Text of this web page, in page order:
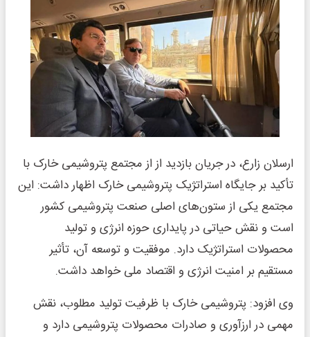
ارسلان زارع، در جریان بازدید از از مجتمع پتروشیمی خارک با
تأکید بر جایگاه استراتژیک پتروشیمی خارک اظهار داشت: این
مجتمع یکی از ستون‌های اصلی صنعت پتروشیمی کشور
است و نقش حیاتی در پایداری حوزه انرژی و تولید
محصولات استراتژیک دارد. موفقیت و توسعه آن، تأثیر
مستقیم بر امنیت انرژی و اقتصاد ملی خواهد داشت.
وی افزود: پتروشیمی خارک با ظرفیت تولید مطلوب، نقش
مهمی در ارزآوری و صادرات محصولات پتروشیمی دارد و